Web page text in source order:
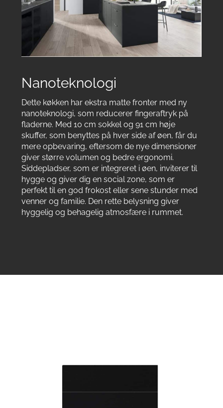
Nanoteknologi
Dette køkken har ekstra matte fronter med ny
nanoteknologi, som reducerer fingeraftryk på
fladerne. Med 10 cm sokkel og 91 cm høje
skuffer, som benyttes på hver side af øen, får du
mere opbevaring, eftersom de nye dimensioner
giver større volumen og bedre ergonomi.
Siddepladser, som er integreret i øen, inviterer til
hygge og giver dig en social zone, som er
perfekt til en god frokost eller sene stunder med
venner og familie. Den rette belysning giver
hyggelig og behagelig atmosfære i rummet.